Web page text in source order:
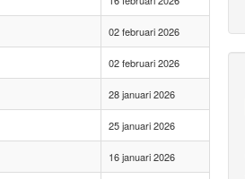
02 februari 2026
02 februari 2026
28 januari 2026
25 januari 2026
16 januari 2026